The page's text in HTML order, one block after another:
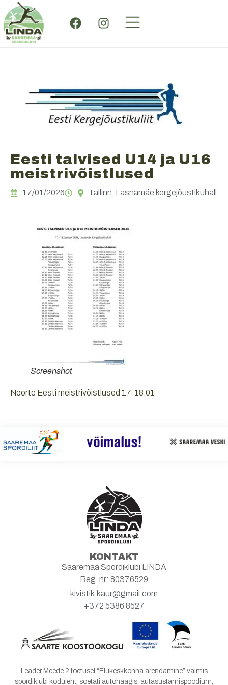
Eesti talvised U14 ja U16
meistrivõistlused
17/01/2026 Tallinn, Lasnamäe kergejõustikuhall
Screenshot
Noorte Eesti meistrivõistlused 17-18.01
KONTAKT
Saaremaa Spordiklubi LINDA
Reg. nr: 80376529
kivistik.kaur@gmail.com
+372 5386 8527
Leader Meede 2 toetusel “Elukeskkonna arendamine” valmis
spordiklubi koduleht, soetati autohaagis, autasustamispoodium,